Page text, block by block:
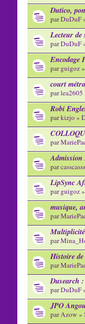
Dutico,
parDuDuF
Lecteur de
parDuDuF
Encodage
parguigoz»
court
parlea2605
Robi
parkizjo»
par
Admission
parcasscasss
LipSync
parguigoz»
musique,
par
Multiplicité
par
Histoire
par
Dusearch
parDuDuF
JPO
parAzow »